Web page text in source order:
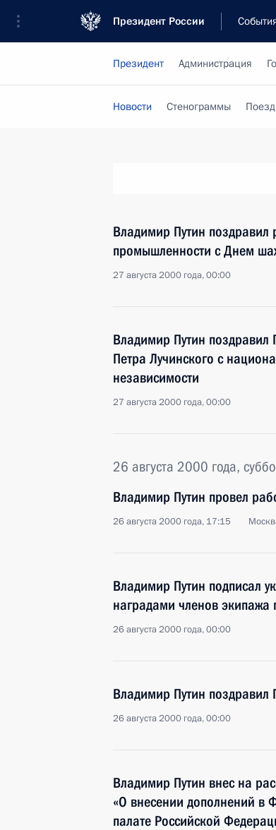
Президент России
Президент Администрация
Новости Стенограммы
Владимир Путин поздравил
промышленности с Днем
27 августа 2000 года, 00:00
Владимир Путин поздравил
Петра Лучинского с
независимости
27 августа 2000 года, 00:00
26 августа 2000 года,
Владимир Путин провел
26 августа 2000 года, 17:15
Владимир Путин подписал
наградами членов экипажа
26 августа 2000 года, 00:00
Владимир Путин поздравил
26 августа 2000 года, 00:00
Владимир Путин внес на
«О внесении дополнений в
палате Российской